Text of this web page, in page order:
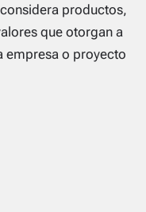
productos,
que otorgan a
empresa o proyecto